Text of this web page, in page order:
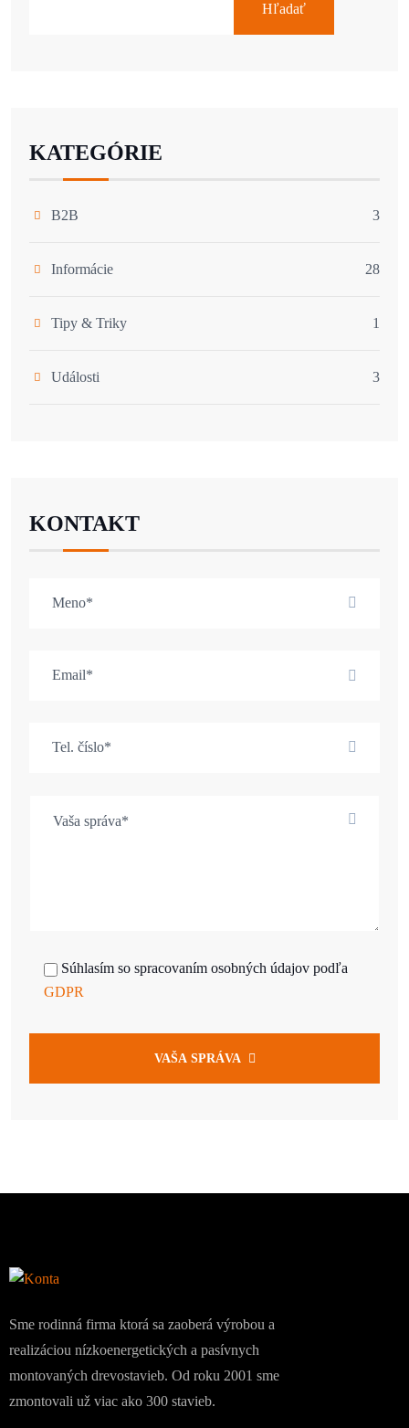
Hľadať
KATEGÓRIE
B2B 3
Informácie 28
Tipy & Triky 1
Události 3
KONTAKT
Súhlasím so spracovaním osobných údajov podľa
GDPR
VAŠA SPRÁVA
Sme rodinná firma ktorá sa zaoberá výrobou a
realizáciou nízkoenergetických a pasívnych
montovaných drevostavieb. Od roku 2001 sme
zmontovali už viac ako 300 stavieb.